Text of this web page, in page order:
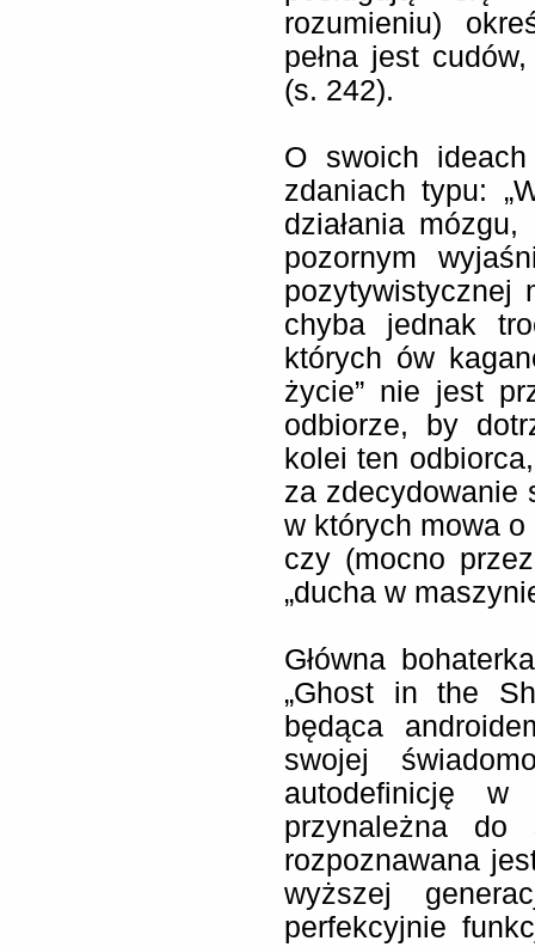
rozumieniu)
pełna jest
(s. 242).
O swoich
zdaniach typu:
działania
pozornym
pozytywistycznej
chyba jednak
których ów
życie” nie jest
odbiorze, by
kolei ten
za zdecydowanie
w których mowa
czy (mocno
„ducha w
Główna
„Ghost in the
będąca
swojej
autodefinicję
przynależna do
rozpoznawana
wyższej
perfekcyjnie